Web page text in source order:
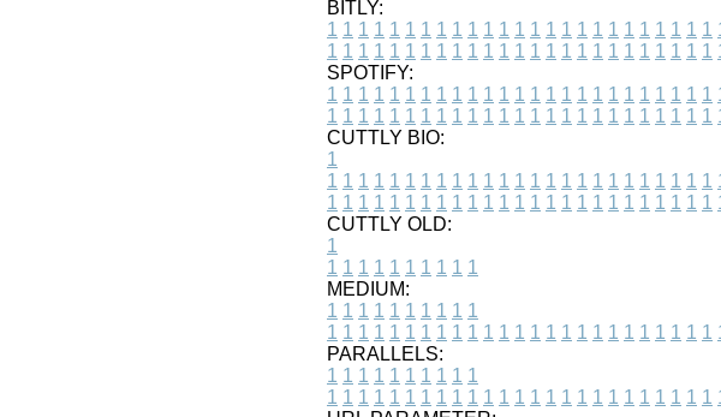
BITLY:
1 1 1 1 1 1 1 1 1 1 1 1 1 1 1 1 1 1 1 1 1 1 1 1 1
1 1 1 1 1 1 1 1 1 1 1 1 1 1 1 1 1 1 1 1 1 1 1 1 1
SPOTIFY:
1 1 1 1 1 1 1 1 1 1 1 1 1 1 1 1 1 1 1 1 1 1 1 1 1
1 1 1 1 1 1 1 1 1 1 1 1 1 1 1 1 1 1 1 1 1 1 1 1 1
CUTTLY BIO:
1
1 1 1 1 1 1 1 1 1 1 1 1 1 1 1 1 1 1 1 1 1 1 1 1 1
1 1 1 1 1 1 1 1 1 1 1 1 1 1 1 1 1 1 1 1 1 1 1 1 1
CUTTLY OLD:
1
1 1 1 1 1 1 1 1 1 1
MEDIUM:
1 1 1 1 1 1 1 1 1 1
1 1 1 1 1 1 1 1 1 1 1 1 1 1 1 1 1 1 1 1 1 1 1 1 1
PARALLELS:
1 1 1 1 1 1 1 1 1 1
1 1 1 1 1 1 1 1 1 1 1 1 1 1 1 1 1 1 1 1 1 1 1 1 1